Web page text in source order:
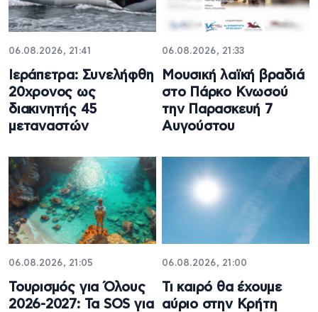
06.08.2026, 21:41
Ιεράπετρα: Συνελήφθη
20χρονος ως
διακινητής 45
μεταναστών
06.08.2026, 21:33
Μουσική λαϊκή βραδιά
στο Πάρκο Κνωσού
την Παρασκευή 7
Αυγούστου
06.08.2026, 21:05
Τουρισμός για Όλους
2026-2027: Τα SOS για
06.08.2026, 21:00
Τι καιρό θα έχουμε
αύριο στην Κρήτη